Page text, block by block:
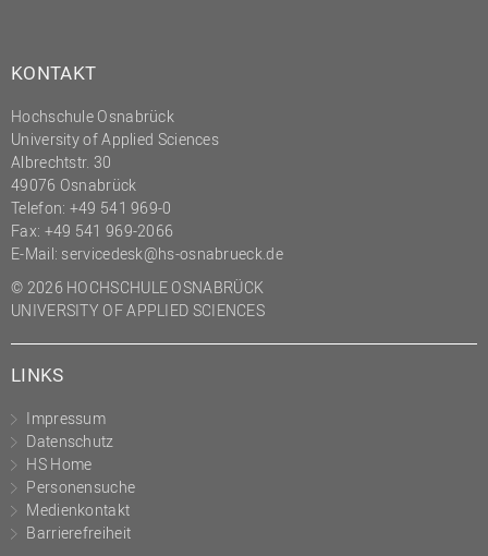
KONTAKT
Hochschule Osnabrück
University of Applied Sciences
Albrechtstr. 30
49076 Osnabrück
Telefon: +49 541 969-0
Fax: +49 541 969-2066
E-Mail: servicedesk@hs-osnabrueck.de
© 2026 HOCHSCHULE OSNABRÜCK
UNIVERSITY OF APPLIED SCIENCES
LINKS
Impressum
Datenschutz
HS Home
Personensuche
Medienkontakt
Barrierefreiheit